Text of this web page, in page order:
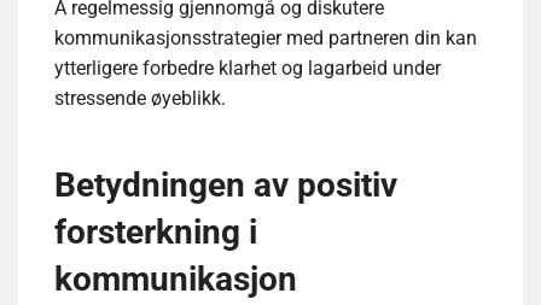
Å regelmessig gjennomgå og diskutere
kommunikasjonsstrategier med partneren din kan
ytterligere forbedre klarhet og lagarbeid under
stressende øyeblikk.
Betydningen av positiv
forsterkning i
kommunikasjon